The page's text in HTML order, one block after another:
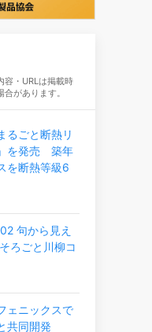
容・URLは掲載時
があります。
るごと断熱リ
を発売 築年
を断熱等級6
句から見え
ろごと川柳コ
ェニックスで
共同開発